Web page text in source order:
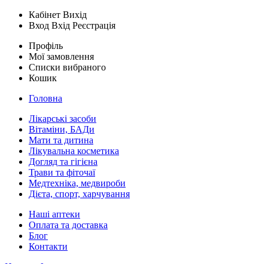
Кабінет Вихід
Вход Вхід Реєстрація
Профіль
Мої замовлення
Списки вибраного
Кошик
Головна
Лікарські засоби
Вітаміни, БАДи
Мати та дитина
Лікувальна косметика
Догляд та гігієна
Трави та фіточаї
Медтехніка, медвироби
Дієта, спорт, харчування
Наші аптеки
Оплата та доставка
Блог
Контакти